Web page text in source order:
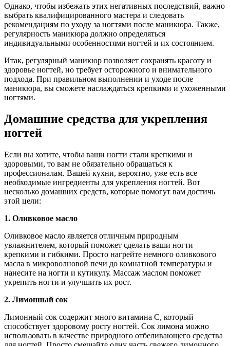
Однако, чтобы избежать этих негативных последствий, важно
выбрать квалифицированного мастера и следовать
рекомендациям по уходу за ногтями после маникюра. Также,
регулярность маникюра должно определяться
индивидуальными особенностями ногтей и их состоянием.
Итак, регулярный маникюр позволяет сохранять красоту и
здоровье ногтей, но требует осторожного и внимательного
подхода. При правильном выполнении и уходе после
маникюра, вы сможете наслаждаться крепкими и ухоженными
ногтями.
Домашние средства для укрепления
ногтей
Если вы хотите, чтобы ваши ногти стали крепкими и
здоровыми, то вам не обязательно обращаться к
профессионалам. Вашей кухни, вероятно, уже есть все
необходимые ингредиенты для укрепления ногтей. Вот
несколько домашних средств, которые помогут вам достичь
этой цели:
1. Оливковое масло
Оливковое масло является отличным природным
увлажнителем, который поможет сделать ваши ногти
крепкими и гибкими. Просто нагрейте немного оливкового
масла в микроволновой печи до комнатной температуры и
нанесите на ногти и кутикулу. Массаж маслом поможет
укрепить ногти и улучшить их рост.
2. Лимонный сок
Лимонный сок содержит много витамина C, который
способствует здоровому росту ногтей. Сок лимона можно
использовать в качестве природного отбеливающего средства